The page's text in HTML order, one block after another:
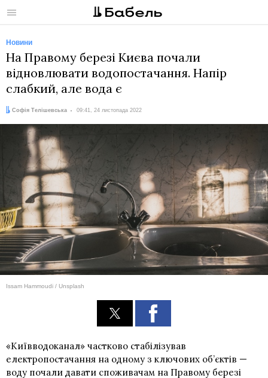
Меню
Новини
На Правому березі Києва почали
відновлювати водопостачання. Напір
слабкий, але вода є
Автор:
Софія Телішевська
Дата: 09:41, 24 листопада 2022
Issam Hammoudi / Unsplash
«Київводоканал» частково стабілізував
електропостачання на одному з ключових об’єктів —
воду почали давати споживачам на Правому березі